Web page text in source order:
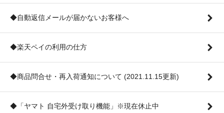
◆自動返信メールが届かないお客様へ
◆楽天ペイの利用の仕方
◆商品問合せ・再入荷通知について (2021.11.15更新)
◆「ヤマト 自宅外受け取り機能」※現在休止中